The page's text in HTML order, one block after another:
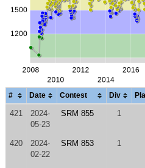
# Date Contest Div
421
2024-
05-23
SRM 855 1
420
2024-
02-22
SRM 853 1